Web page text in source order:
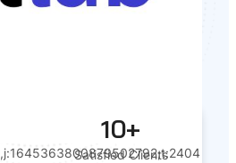
10+
Satisfied Clients